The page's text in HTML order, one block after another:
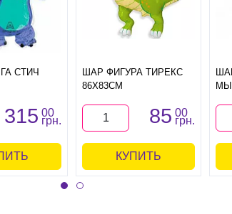
СТИЧ
315 00
грн.
ШАР ФИГУРА ТИРЕКС
86Х83СМ
85 00
грн.
КУПИТЬ